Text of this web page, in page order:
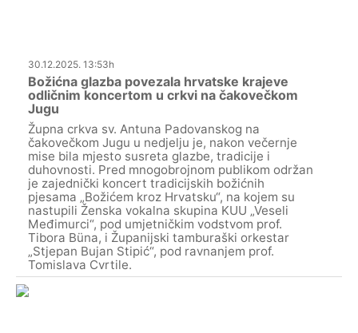
30.12.2025. 13:53h
Božićna glazba povezala hrvatske krajeve
odličnim koncertom u crkvi na čakovečkom
Jugu
Župna crkva sv. Antuna Padovanskog na
čakovečkom Jugu u nedjelju je, nakon večernje
mise bila mjesto susreta glazbe, tradicije i
duhovnosti. Pred mnogobrojnom publikom održan
je zajednički koncert tradicijskih božićnih
pjesama „Božićem kroz Hrvatsku“, na kojem su
nastupili Ženska vokalna skupina KUU „Veseli
Međimurci“, pod umjetničkim vodstvom prof.
Tibora Büna, i Županijski tamburaški orkestar
„Stjepan Bujan Stipić“, pod ravnanjem prof.
Tomislava Cvrtile.